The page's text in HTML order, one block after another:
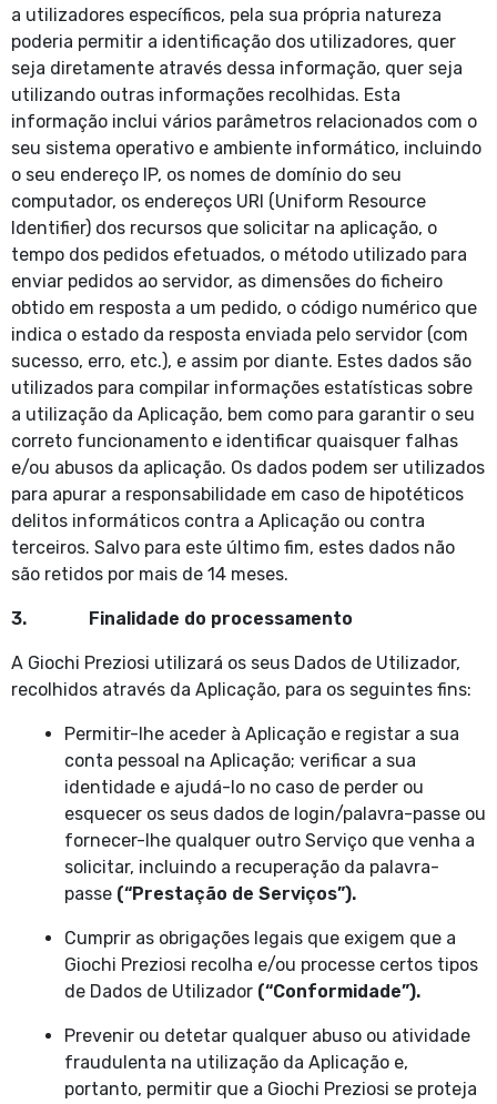
a utilizadores específicos, pela sua própria natureza
poderia permitir a identificação dos utilizadores, quer
seja diretamente através dessa informação, quer seja
utilizando outras informações recolhidas. Esta
informação inclui vários parâmetros relacionados com o
seu sistema operativo e ambiente informático, incluindo
o seu endereço IP, os nomes de domínio do seu
computador, os endereços URI (Uniform Resource
Identifier) dos recursos que solicitar na aplicação, o
tempo dos pedidos efetuados, o método utilizado para
enviar pedidos ao servidor, as dimensões do ficheiro
obtido em resposta a um pedido, o código numérico que
indica o estado da resposta enviada pelo servidor (com
sucesso, erro, etc.), e assim por diante. Estes dados são
utilizados para compilar informações estatísticas sobre
a utilização da Aplicação, bem como para garantir o seu
correto funcionamento e identificar quaisquer falhas
e/ou abusos da aplicação. Os dados podem ser utilizados
para apurar a responsabilidade em caso de hipotéticos
delitos informáticos contra a Aplicação ou contra
terceiros. Salvo para este último fim, estes dados não
são retidos por mais de 14 meses.
3. Finalidade do processamento
A Giochi Preziosi utilizará os seus Dados de Utilizador,
recolhidos através da Aplicação, para os seguintes fins:
Permitir-lhe aceder à Aplicação e registar a sua
conta pessoal na Aplicação; verificar a sua
identidade e ajudá-lo no caso de perder ou
esquecer os seus dados de login/palavra-passe ou
fornecer-lhe qualquer outro Serviço que venha a
solicitar, incluindo a recuperação da palavra-
passe (“Prestação de Serviços”).
Cumprir as obrigações legais que exigem que a
Giochi Preziosi recolha e/ou processe certos tipos
de Dados de Utilizador (“Conformidade”).
Prevenir ou detetar qualquer abuso ou atividade
fraudulenta na utilização da Aplicação e,
portanto, permitir que a Giochi Preziosi se proteja